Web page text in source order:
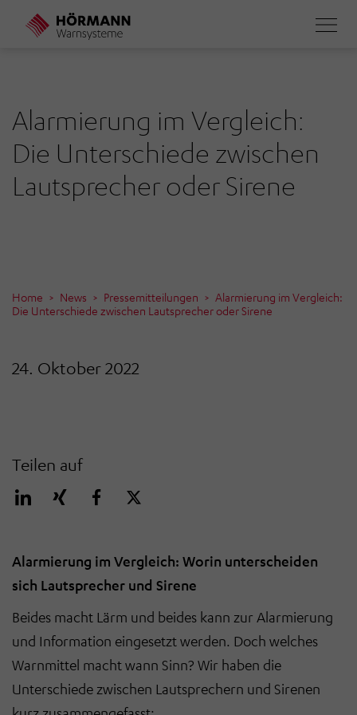
Direkt
Alarmierung im Vergleich:
Die Unterschiede zwischen
Lautsprecher oder Sirene
Home News Pressemitteilungen
Alarmierung im Vergleich:
Die Unterschiede zwischen Lautsprecher oder Sirene
24. Oktober 2022
Teilen auf
Alarmierung im Vergleich: Worin unterscheiden
sich Lautsprecher und Sirene
Beides macht Lärm und beides kann zur Alarmierung
und Information eingesetzt werden. Doch welches
Warnmittel macht wann Sinn? Wir haben die
Unterschiede zwischen Lautsprechern und Sirenen